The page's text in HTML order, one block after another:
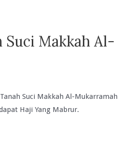
Suci Makkah Al-
Suci Makkah Al-Mukarramah
Haji Yang Mabrur.